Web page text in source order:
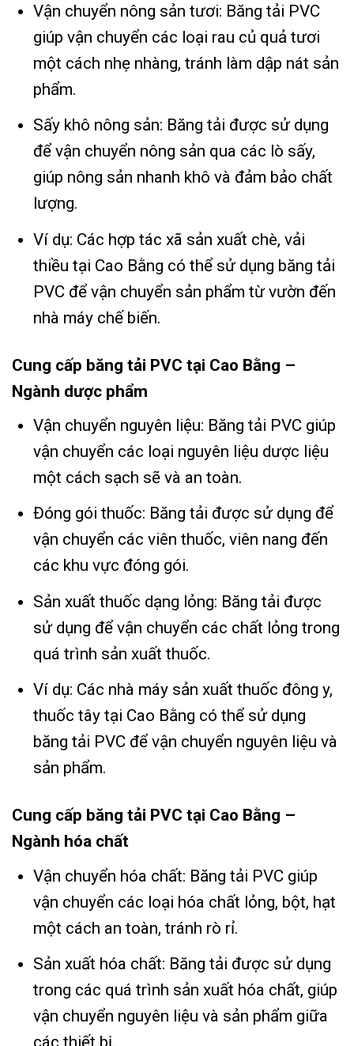
Vận chuyển nông sản tươi: Băng tải PVC
giúp vận chuyển các loại rau củ quả tươi
một cách nhẹ nhàng, tránh làm dập nát sản
phẩm.
Sấy khô nông sản: Băng tải được sử dụng
để vận chuyển nông sản qua các lò sấy,
giúp nông sản nhanh khô và đảm bảo chất
lượng.
Ví dụ: Các hợp tác xã sản xuất chè, vải
thiều tại Cao Bằng có thể sử dụng băng tải
PVC để vận chuyển sản phẩm từ vườn đến
nhà máy chế biến.
Cung cấp băng tải PVC tại Cao Bằng –
Ngành dược phẩm
Vận chuyển nguyên liệu: Băng tải PVC giúp
vận chuyển các loại nguyên liệu dược liệu
một cách sạch sẽ và an toàn.
Đóng gói thuốc: Băng tải được sử dụng để
vận chuyển các viên thuốc, viên nang đến
các khu vực đóng gói.
Sản xuất thuốc dạng lỏng: Băng tải được
sử dụng để vận chuyển các chất lỏng trong
quá trình sản xuất thuốc.
Ví dụ: Các nhà máy sản xuất thuốc đông y,
thuốc tây tại Cao Bằng có thể sử dụng
băng tải PVC để vận chuyển nguyên liệu và
sản phẩm.
Cung cấp băng tải PVC tại Cao Bằng –
Ngành hóa chất
Vận chuyển hóa chất: Băng tải PVC giúp
vận chuyển các loại hóa chất lỏng, bột, hạt
một cách an toàn, tránh rò rỉ.
Sản xuất hóa chất: Băng tải được sử dụng
trong các quá trình sản xuất hóa chất, giúp
vận chuyển nguyên liệu và sản phẩm giữa